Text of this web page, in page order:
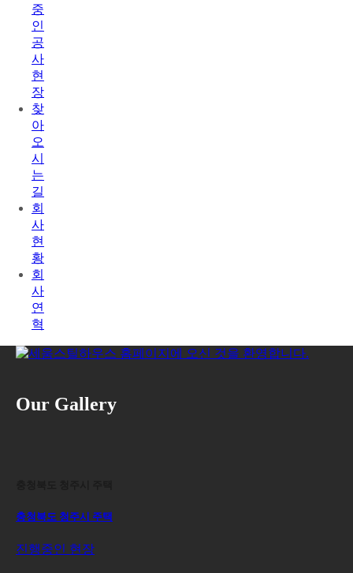
중
인
공
사
현
장
찾
아
오
시
는
길
회
사
현
황
회
사
연
혁
Our Gallery
충청북도 청주시 주택
진행중인 현장